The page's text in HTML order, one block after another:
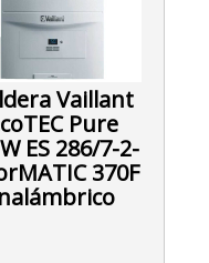
Vaillant
Pure
ES 286/7-2-
370F